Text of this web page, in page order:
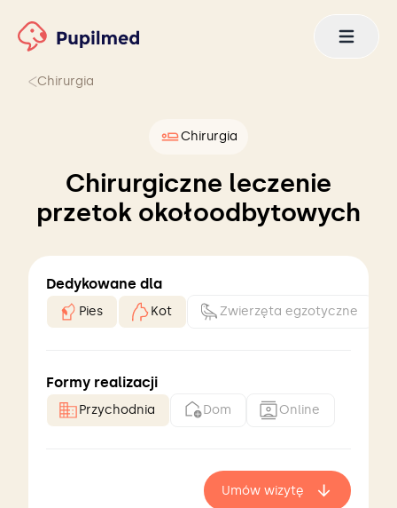
Chirurgia
Chirurgia
Chirurgiczne leczenie
przetok okołoodbytowych
Dedykowane dla
Pies Kot Zwierzęta egzotyczne
Formy realizacji
Przychodnia Dom Online
Umów wizytę